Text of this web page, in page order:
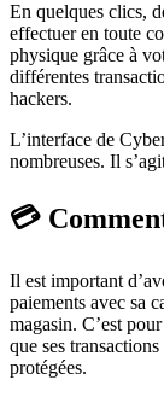
En quelques clics,
effectuer en toute
physique grâce à
différentes
hackers.
L’interface de
nombreuses. Il
💳
Il est important
paiements avec sa
magasin. C’est
que ses
protégées.